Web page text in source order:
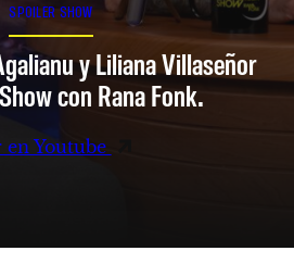
SPOILER SHOW
y Liliana Villaseñor
con Rana Fonk.
en Youtube